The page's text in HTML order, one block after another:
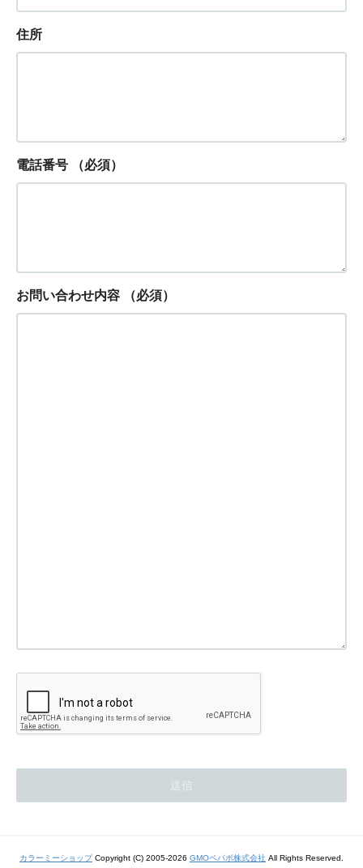
住所
電話番号 （必須）
お問い合わせ内容 （必須）
カラーミーショップCopyright (C) 2005-2026 GMOペパボ株式会社 All Rights Reserved.